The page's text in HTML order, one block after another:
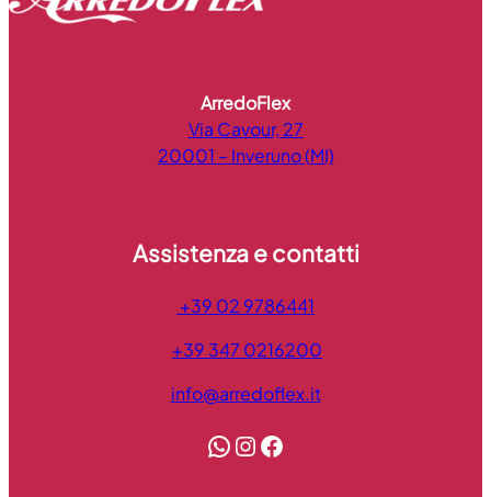
ArredoFlex
Via Cavour, 27
20001 – Inveruno (MI)
Assistenza e contatti
+39 02 9786441
+39 347 0216200
info@arredoflex.it
WhatsApp InstagramFacebook